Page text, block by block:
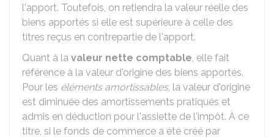
l'apport. Toutefois, on retiendra la valeur réelle des
biens apportés si elle est supérieure à celle des
titres reçus en contrepartie de l'apport.
Quant à la valeur nette comptable, elle fait
référence à la valeur d'origine des biens apportés.
Pour les éléments amortissables, la valeur d'origine
est diminuée des amortissements pratiqués et
admis en déduction pour l'assiette de l'impôt. À ce
titre, si le fonds de commerce a été créé par